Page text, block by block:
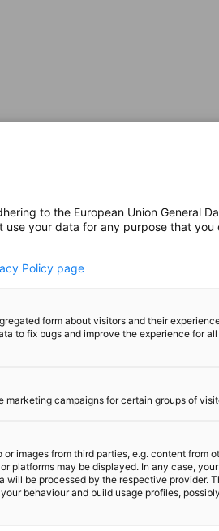
sind die uns
mit § 10a
Ihrer
Wahrnehmung
auf
sowie
dieses Zwecks
30 Tagen zur
to the European Union General
use your data for any purpose that you
Policy page
form about visitors and their
to fix bugs and improve the experience for all
marketing campaigns for certain groups of
images from third parties, e.g. content from
platforms may be displayed. In any case, your
will be processed by the respective provider.
behaviour and build usage profiles, possibly